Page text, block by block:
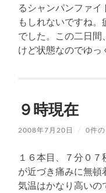
るシャンパンファ
もしれないですね
でした。この二日
けど状態なのでゆっ
９時現在
2008年7月20日 / 0件の
１６本目、７分０
が近づき痛みに無頓
気温はかなり高いの